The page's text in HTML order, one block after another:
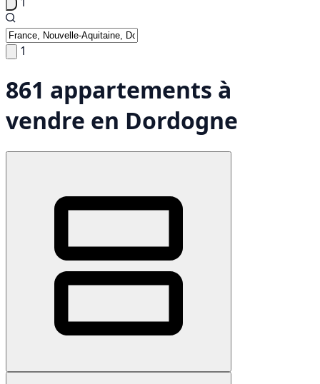
1
861 appartements à
vendre en Dordogne